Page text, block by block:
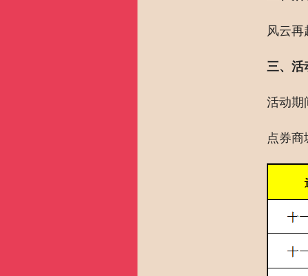
风云
三、活
活动期
点券商